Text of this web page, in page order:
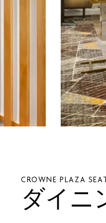
CROWNE PLAZA
ダイニ